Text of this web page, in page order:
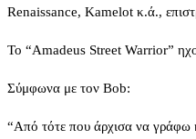
Renaissance, Kamelot κ.ά.,
Το “Amadeus Street Warrior”
Σύμφωνα με τον Bob:
“Από τότε που άρχισα να γράφω